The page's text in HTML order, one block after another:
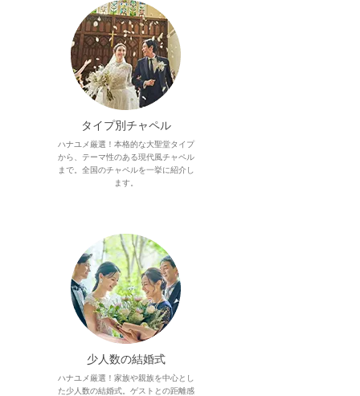
タイプ別チャペル
ハナユメ厳選！本格的な大聖堂タイプ
から、テーマ性のある現代風チャペル
まで。全国のチャペルを一挙に紹介し
ます。
少人数の結婚式
ハナユメ厳選！家族や親族を中心とし
た少人数の結婚式。ゲストとの距離感